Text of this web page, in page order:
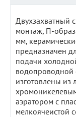
Двухзахватный
монтаж, П-
мм,
предназначен
подачи
водопроводной
изготовлены из
аэратором с
мелкоячеистой